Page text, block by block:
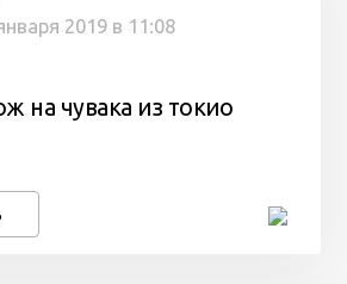
2019 в 11:08
на чувака из токио